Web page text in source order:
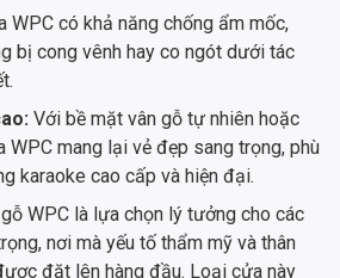
WPC có khả năng chống ẩm mốc,
bị cong vênh hay co ngót dưới tác
Với bề mặt vân gỗ tự nhiên hoặc
WPC mang lại vẻ đẹp sang trọng, phù
karaoke cao cấp và hiện đại.
WPC là lựa chọn lý tưởng cho các
nơi mà yếu tố thẩm mỹ và thân
đặt lên hàng đầu. Loại cửa này